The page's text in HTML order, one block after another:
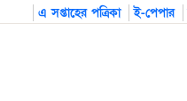
এ সপ্তাহের পত্রিকা ই-পেপার